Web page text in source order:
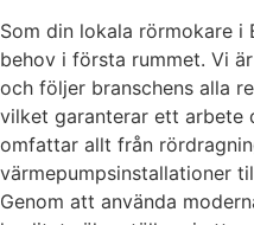
Som din lokala rörmokare
behov i första rummet. Vi
och följer branschens alla
vilket garanterar ett arbete
omfattar allt från
värmepumpsinstallationer
Genom att använda